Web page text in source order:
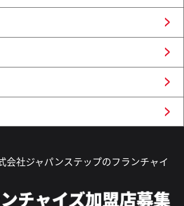
会社ジャパンステップのフランチャイ